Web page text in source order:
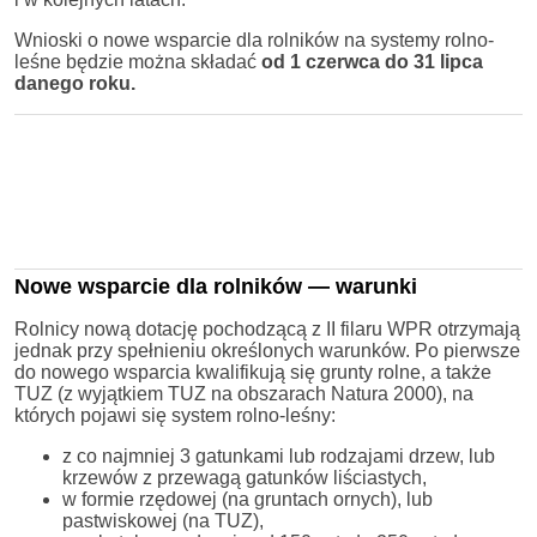
Wnioski o nowe wsparcie dla rolników na systemy rolno-
leśne będzie można składać od 1 czerwca do 31 lipca
danego roku.
Nowe wsparcie dla rolników — warunki
Rolnicy nową dotację pochodzącą z II filaru WPR otrzymają
jednak przy spełnieniu określonych warunków. Po pierwsze
do nowego wsparcia kwalifikują się grunty rolne, a także
TUZ (z wyjątkiem TUZ na obszarach Natura 2000), na
których pojawi się system rolno-leśny:
z co najmniej 3 gatunkami lub rodzajami drzew, lub
krzewów z przewagą gatunków liściastych,
w formie rzędowej (na gruntach ornych), lub
pastwiskowej (na TUZ),